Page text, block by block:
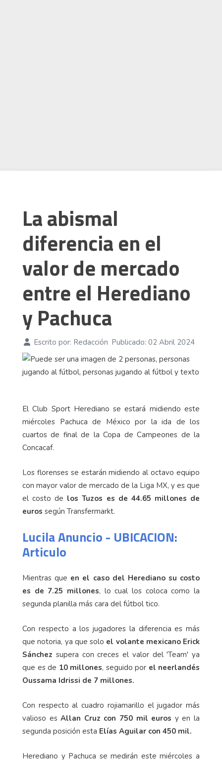
La abismal
diferencia en el
valor de mercado
entre el Herediano
y Pachuca
Escrito por: Redacción Publicado: 02 Abril 2024
El Club Sport Herediano se estará midiendo este
miércoles Pachuca de México por la ida de los
cuartos de final de la Copa de Campeones de la
Concacaf.
Los florenses se estarán midiendo al octavo equipo
con mayor valor de mercado de la Liga MX, y es que
el costo de los Tuzos es de 44.65 millones de
euros según Transfermarkt.
Lucila Anuncio - UBICACION:
Articulo
Mientras que en el caso del Herediano su costo
es de 7.25 millones, lo cual los coloca como la
segunda planilla más cara del fútbol tico.
Con respecto a los jugadores la diferencia es más
que notoria, ya que solo el volante mexicano Erick
Sánchez supera con creces el valor del 'Team' ya
que es de 10 millones, seguido por el neerlandés
Oussama Idrissi de 7 millones.
Con respecto al cuadro rojiamarillo el jugador más
valioso esAllan Cruz con 750 mil euros y en la
segunda posición esta Elías Aguilar con 450 mil.
Herediano y Pachuca se medirán este miércoles a